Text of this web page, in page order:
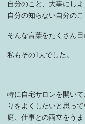
自分のこと、大事にしよ
自分の知らない自分のこ
そんな言葉をたくさん
私もその1人でした。
特に自宅サロンを開い
りをよくしたいと思っ
庭、仕事との両立をうま